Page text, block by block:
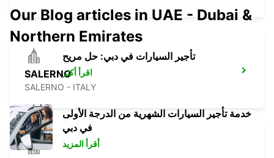
SALERNO
SALERNO - ITALY
Our Blog articles in UAE - Dubai &
Northern Emirates
تأجير السيارات في دبي: حل مريح
اقرأ أكثر
خدمة تأجير السيارات الشهرية من الدرجة الأولى
في دبي
أقرأ المزيد